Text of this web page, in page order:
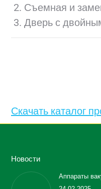
2. Съемная и
3. Дверь с
Скачать каталог
Новости
Аппараты